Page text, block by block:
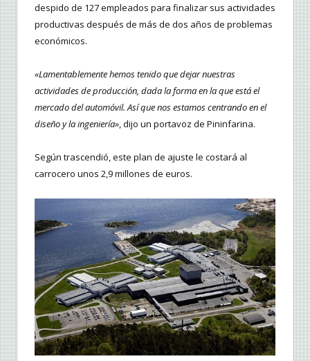
despido de 127 empleados para finalizar sus actividades
productivas después de más de dos años de problemas
económicos.
«Lamentablemente hemos tenido que dejar nuestras
actividades de producción, dada la forma en la que está el
mercado del automóvil. Así que nos estamos centrando en el
diseño y la ingeniería», dijo un portavoz de Pininfarina.
Según trascendió, este plan de ajuste le costará al
carrocero unos 2,9 millones de euros.